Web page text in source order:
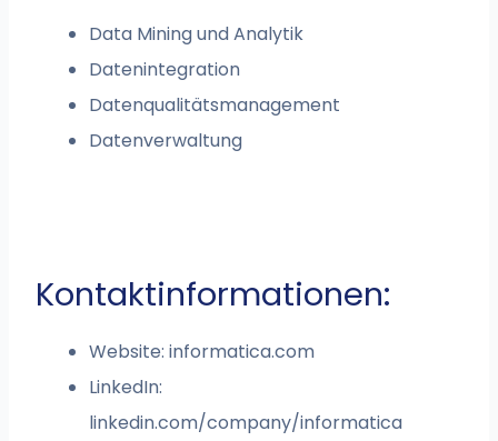
Data Mining und Analytik
Datenintegration
Datenqualitätsmanagement
Datenverwaltung
Kontaktinformationen:
Website: informatica.com
LinkedIn:
linkedin.com/company/informatica